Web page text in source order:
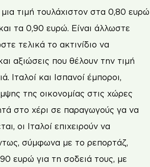
τιµή τουλάχιστον στα 0,80 ευρώ
τα 0,90 ευρώ. Είναι άλλωστε
τελικά το ακτινίδιο να
αξιώσεις που θέλουν την τιµή
Ιταλοί και Ισπανοί έµποροι,
της οικονοµίας στις χώρες
στο χέρι σε παραγωγούς γα να
οι Ιταλοί επιχειρούν να
σύµφωνα µε το ρεπορτάζ,
ευρώ για τη σοδειά τους, µε